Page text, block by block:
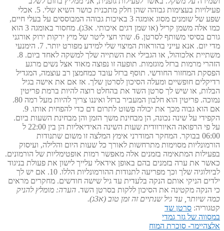
פעילויות בעצימות גבוהה שהן חלק מתכנית כושר השיא שלי. 5. אכלי
שפע של שומנים מסוג אומגה 3 באיכות גבוהה המבוססים על בעלי חיים,
כמו אלה משמן קריל (או שמן דגים איכותי. א3ג). מחסור באומגה 3 הוא
גורם בסיסי משותף לסרטן. 6. שתי חצי ליטר של מיץ ירקות ירוק אורגני
מדי יום. אנא עייני בהוראות המיצוי שלי למידע מפורט יותר. 7. הימנעי
משתיית אלכוהול, או הגבילי את השתייה שלך למשקה לאחד ביום. 8.
הזהרי מרמות ברזל מוגזמות. תופעה זו נפוצה מאוד אצל נשים מרגע
הפסקת המחזור החודשי. תוסף ברזל עובד כמחמצן רב עוצמה, המגדיל
רדיקלים חופשיים ומעלה הסיכון לסרטן שלך. אז אם את אישה בגיל
הבלות, או שיש לך סרטן השד את בהחלט רוצה להיות ברמת פריטין
נמוכה. פריטין הוא חלבון המעביר ברזל ואיננו צריך להיות מעל רמה 80.
אם הוא גבוה מכך את יכולה פשוט לתרום דם כדי להפחית אותו. 9.
הקפידי על שינה נכונה, הן מבחינת משך הזמן והן מבחינת השעות ביום.
על פי הרפואה האיורוודית שעות השינה האידיאליות הן בין 22:00 ל
06:00 בבוקר. המחקר המודרני אימץ המלצה זו משום שתנודות
הורמונליות מסוימות מתרחשות לאורך כל שעות היום והלילה, ועיסוק
בפעילות המתאימה בזמנים אלה מאפשר רמות אופטימליות של הורמונים.
כאשר את ערה בזמנים בהם באופן אידאלי עלייך לישון את פעולת בניגוד
לביולוגיה שלך וכך מפריעה לתנודות ההורמונליות הללו. 10. אם יש לך
ילדים הניקי אותם הנקה בלעדית עד גיל שישה חודשים. מחקרים מראים
כי הנקה מקטינה את הסיכון ללקות בסרטן השד. הערה: מומלץ להניק
כמה שיותר, עד גיל שנתיים זה זמן טוב (א3ג).
קטגוריה: סרטן שד
ניווט
הפוסט
הקודם:
במסווה של גזר גמדי
הפוסט
אלצהיימר- סוכרת המוח